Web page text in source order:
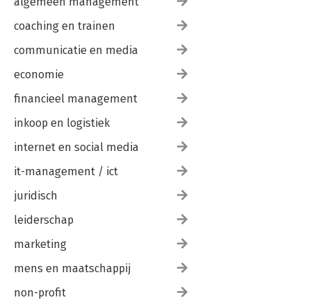
coaching en trainen
communicatie en media
economie
financieel management
inkoop en logistiek
internet en social media
it-management / ict
juridisch
leiderschap
marketing
mens en maatschappij
non-profit